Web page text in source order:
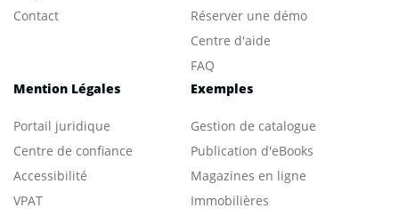
Contact
Réserver une démo
Centre d'aide
FAQ
Mention Légales
Portail juridique
Centre de confiance
Accessibilité
VPAT
Exemples
Gestion de catalogue
Publication d'eBooks
Magazines en ligne
Immobilières